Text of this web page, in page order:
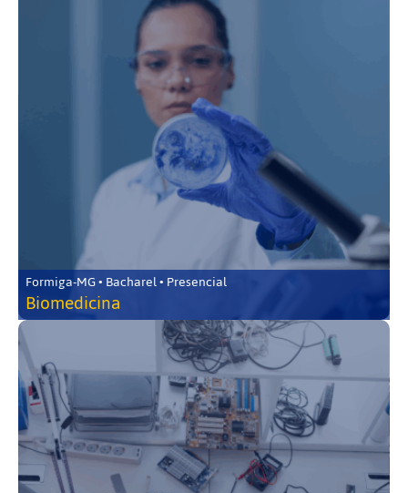
Formiga-MG • Bacharel • Presencial
Biomedicina